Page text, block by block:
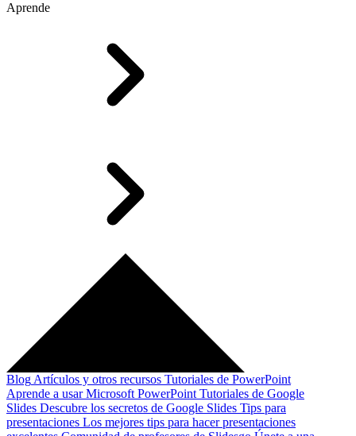
Aprende
Blog Artículos y otros recursos Tutoriales de PowerPoint
Aprende a usar Microsoft PowerPoint Tutoriales de Google
Slides Descubre los secretos de Google Slides Tips para
presentaciones Los mejores tips para hacer presentaciones